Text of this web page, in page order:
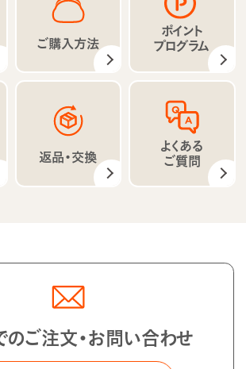
ご購入方法
ポイント
プログラム
返品・交換
よくある
ご質問
のご注文・お問い合わせ